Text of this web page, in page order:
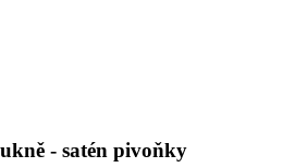
- satén pivoňky